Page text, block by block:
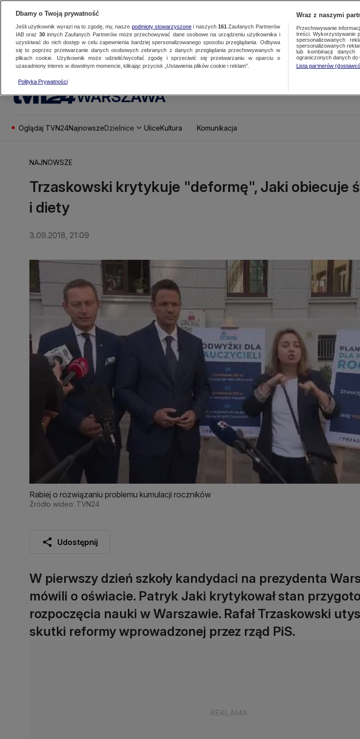
WARSZAWA
Oglądaj TVN24NajnowszeDzielnice UliceKultura Komunikacja
NAJNOWSZE
Trzaskowski krytykuje "deformę", Jaki obiecuje
i diety
3.09.2018, 21:09
Rabiej o rozwiązaniu problemu kumulacji roczników
Źródło wideo: TVN24
Udostępnij
W pierwszy dzień szkoły kandydaci na prezydenta
mówili o oświacie. Patryk Jaki krytykował stan
rozpoczęcia nauki w Warszawie. Rafał Trzaskowski
skutki reformy wprowadzonej przez rząd PiS.
Dbamy o Twoją prywatność
Jeśli użytkownik wyrazi na to zgodę, my, nasze podmioty stowarzyszonei naszych 161 Zaufanych Partnerów
IAB oraz 30innych Zaufanych Partnerów może przechowywać dane osobowe na urządzeniu użytkownika i
uzyskiwać do nich dostęp w celu zapewnienia bardziej spersonalizowanego sposobu przeglądania. Odbywa
się to poprzez przetwarzanie danych osobowych zebranych z danych przeglądania przechowywanych w
plikach cookie. Użytkownik może udzielić/wycofać zgodę i sprzeciwić się przetwarzaniu w oparciu o
uzasadniony interes w dowolnym momencie, klikając przycisk „Ustawienia plików cookie i reklam”.
Polityka Prywatności
Wraz z naszymi
Przechowywanie
treści. Wykorzystywanie
spersonalizowanych
spersonalizowanych
lub kombinacji danych
ograniczonych danych do
Lista partnerów